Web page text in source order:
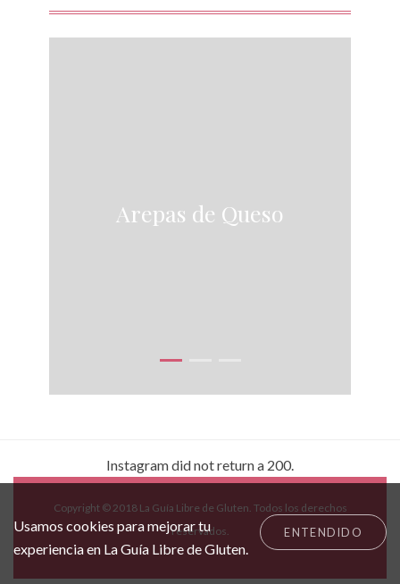
Arepas de Queso
Instagram did not return a 200.
Copyright © 2018 La Guía Libre de Gluten. Todos los derechos
reservados.
ENTENDIDO
Usamos cookies para mejorar tu
experiencia en La Guía Libre de Gluten.